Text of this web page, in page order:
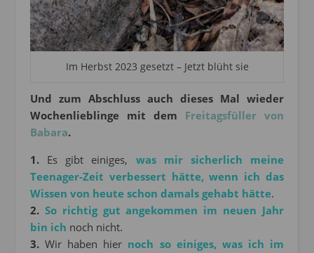
Im Herbst 2023 gesetzt – Jetzt blüht sie
Und zum Abschluss auch dieses Mal wieder
Wochenlieblinge mit dem Freitagsfüller von
Babara.
1. Es gibt einiges, was mir sicherlich meine
Teenager-Zeit verbessert hätte, wenn ich das
Wissen von heute schon damals gehabt hätte.
2. So richtig gut angekommen im neuen Jahr
bin ich noch nicht.
3. Wir haben hier noch so einiges, was ich im